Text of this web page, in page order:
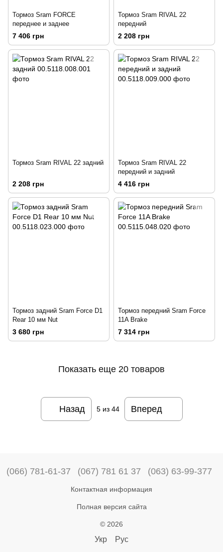
Тормоз Sram FORCE
переднее и заднее
7 406 грн
Тормоз Sram RIVAL 22
передний
2 208 грн
Тормоз Sram RIVAL 22 задний
2 208 грн
Тормоз Sram RIVAL 22
передний и задний
4 416 грн
Тормоз задний Sram Force D1
Rear 10 мм Nut
3 680 грн
Тормоз передний Sram Force
11A Brake
7 314 грн
Показать еще 20 товаров
Назад 5из 44 Вперед
(066) 781-61-37 (067) 781 61 37 (063) 63-99-377
Контактная информация
Полная версия сайта
© 2026
Укр Рус